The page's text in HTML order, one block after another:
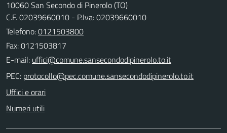
10060 San Secondo di Pinerolo (TO)
C.F. 02039660010 - P.Iva: 02039660010
Telefono:0121503800
Fax: 0121503817
E-mail:
PEC:
Uffici e orari
Numeri utili